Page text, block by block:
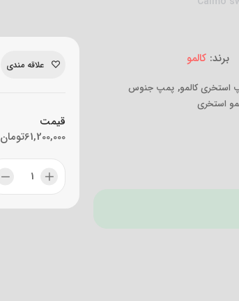
برند: کالمو
استخری کالمو,پمپ جنوس
استخری
علاقه مندی
قیمت
تومان61,200,000